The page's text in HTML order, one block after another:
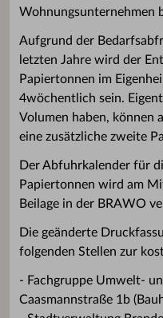
Wohnungsunternehmen
Aufgrund der
letzten Jahre wird der
Papiertonnen im
4wöchentlich sein.
Volumen haben, können
eine zusätzliche zweite
Der Abfuhrkalender für
Papiertonnen wird am
Beilage in der BRAWO
Die geänderte
folgenden Stellen zur
- Fachgruppe Umwelt-
Caasmannstraße 1b